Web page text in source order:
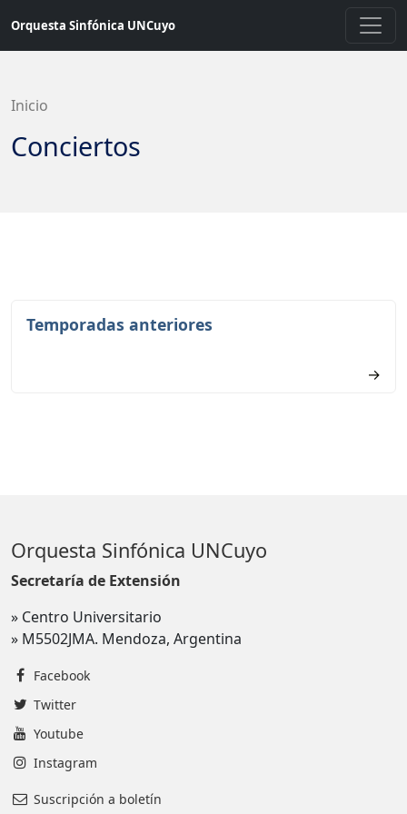
contenido
Orquesta Sinfónica UNCuyo
Inicio
Conciertos
Temporadas anteriores
→
Orquesta Sinfónica UNCuyo
Secretaría de Extensión
» Centro Universitario
» M5502JMA. Mendoza, Argentina
Facebook
Twitter
Youtube
Instagram
Suscripción a boletín